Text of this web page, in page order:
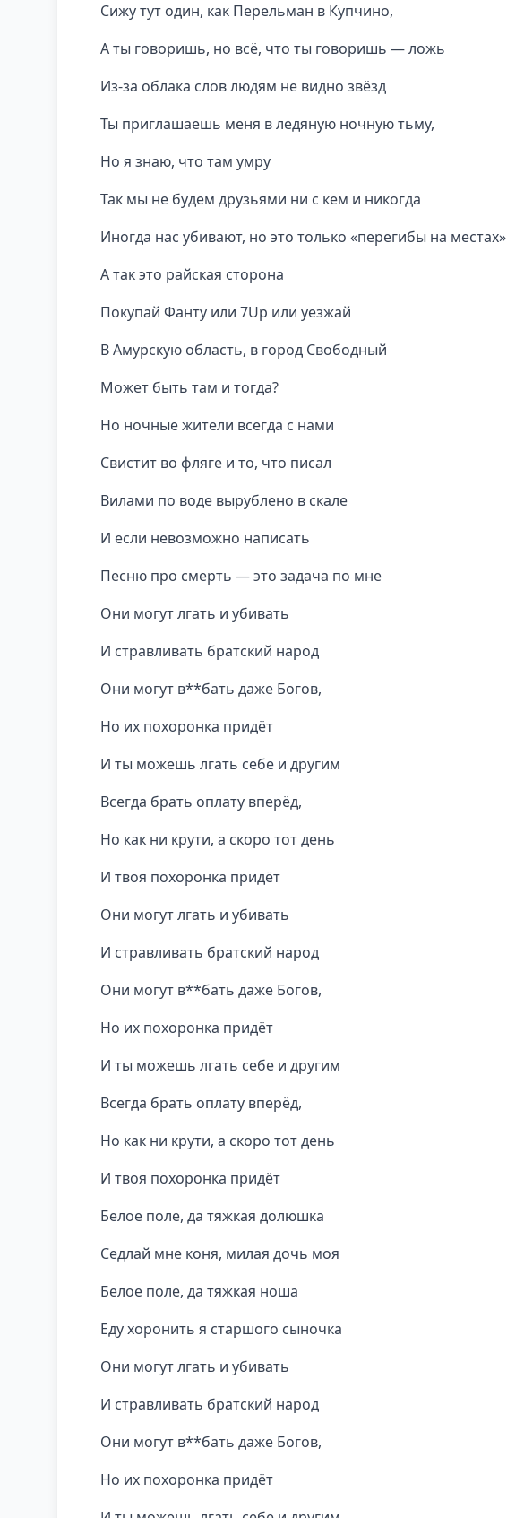
Сижу тут один, как Перельман в Купчино,
А ты говоришь, но всё, что ты говоришь — ложь
Из-за облака слов людям не видно звёзд
Ты приглашаешь меня в ледяную ночную тьму,
Но я знаю, что там умру
Так мы не будем друзьями ни с кем и никогда
Иногда нас убивают, но это только «перегибы на местах»
А так это райская сторона
Покупай Фанту или 7Up или уезжай
В Амурскую область, в город Свободный
Может быть там и тогда?
Но ночные жители всегда с нами
Свистит во фляге и то, что писал
Вилами по воде вырублено в скале
И если невозможно написать
Песню про смерть — это задача по мне
Они могут лгать и убивать
И стравливать братский народ
Они могут в**бать даже Богов,
Но их похоронка придёт
И ты можешь лгать себе и другим
Всегда брать оплату вперёд,
Но как ни крути, а скоро тот день
И твоя похоронка придёт
Они могут лгать и убивать
И стравливать братский народ
Они могут в**бать даже Богов,
Но их похоронка придёт
И ты можешь лгать себе и другим
Всегда брать оплату вперёд,
Но как ни крути, а скоро тот день
И твоя похоронка придёт
Белое поле, да тяжкая долюшка
Седлай мне коня, милая дочь моя
Белое поле, да тяжкая ноша
Еду хоронить я старшого сыночка
Они могут лгать и убивать
И стравливать братский народ
Они могут в**бать даже Богов,
Но их похоронка придёт